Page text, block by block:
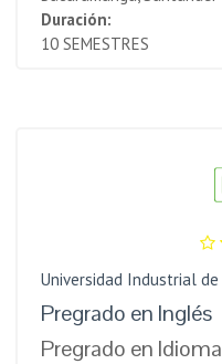
Duración:
10 SEMESTRES
Universidad Industrial
Pregrado en Inglés
Pregrado en